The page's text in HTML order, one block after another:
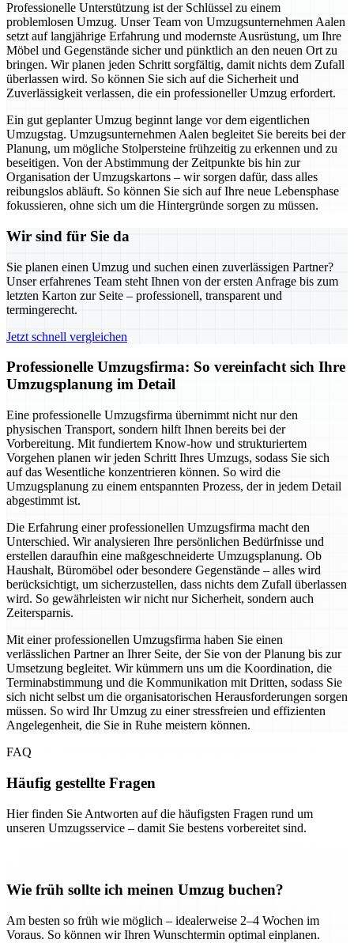
Professionelle Unterstützung ist der Schlüssel zu einem
problemlosen Umzug. Unser Team von Umzugsunternehmen Aalen
setzt auf langjährige Erfahrung und modernste Ausrüstung, um Ihre
Möbel und Gegenstände sicher und pünktlich an den neuen Ort zu
bringen. Wir planen jeden Schritt sorgfältig, damit nichts dem Zufall
überlassen wird. So können Sie sich auf die Sicherheit und
Zuverlässigkeit verlassen, die ein professioneller Umzug erfordert.
Ein gut geplanter Umzug beginnt lange vor dem eigentlichen
Umzugstag. Umzugsunternehmen Aalen begleitet Sie bereits bei der
Planung, um mögliche Stolpersteine frühzeitig zu erkennen und zu
beseitigen. Von der Abstimmung der Zeitpunkte bis hin zur
Organisation der Umzugskartons – wir sorgen dafür, dass alles
reibungslos abläuft. So können Sie sich auf Ihre neue Lebensphase
fokussieren, ohne sich um die Hintergründe sorgen zu müssen.
Wir sind für Sie da
Sie planen einen Umzug und suchen einen zuverlässigen Partner?
Unser erfahrenes Team steht Ihnen von der ersten Anfrage bis zum
letzten Karton zur Seite – professionell, transparent und
termingerecht.
Jetzt schnell vergleichen
Professionelle Umzugsfirma: So vereinfacht sich Ihre
Umzugsplanung im Detail
Eine professionelle Umzugsfirma übernimmt nicht nur den
physischen Transport, sondern hilft Ihnen bereits bei der
Vorbereitung. Mit fundiertem Know-how und strukturiertem
Vorgehen planen wir jeden Schritt Ihres Umzugs, sodass Sie sich
auf das Wesentliche konzentrieren können. So wird die
Umzugsplanung zu einem entspannten Prozess, der in jedem Detail
abgestimmt ist.
Die Erfahrung einer professionellen Umzugsfirma macht den
Unterschied. Wir analysieren Ihre persönlichen Bedürfnisse und
erstellen daraufhin eine maßgeschneiderte Umzugsplanung. Ob
Haushalt, Büromöbel oder besondere Gegenstände – alles wird
berücksichtigt, um sicherzustellen, dass nichts dem Zufall überlassen
wird. So gewährleisten wir nicht nur Sicherheit, sondern auch
Zeitersparnis.
Mit einer professionellen Umzugsfirma haben Sie einen
verlässlichen Partner an Ihrer Seite, der Sie von der Planung bis zur
Umsetzung begleitet. Wir kümmern uns um die Koordination, die
Terminabstimmung und die Kommunikation mit Dritten, sodass Sie
sich nicht selbst um die organisatorischen Herausforderungen sorgen
müssen. So wird Ihr Umzug zu einer stressfreien und effizienten
Angelegenheit, die Sie in Ruhe meistern können.
FAQ
Häufig gestellte Fragen
Hier finden Sie Antworten auf die häufigsten Fragen rund um
unseren Umzugsservice – damit Sie bestens vorbereitet sind.
Wie früh sollte ich meinen Umzug buchen?
Am besten so früh wie möglich – idealerweise 2–4 Wochen im
Voraus. So können wir Ihren Wunschtermin optimal einplanen.